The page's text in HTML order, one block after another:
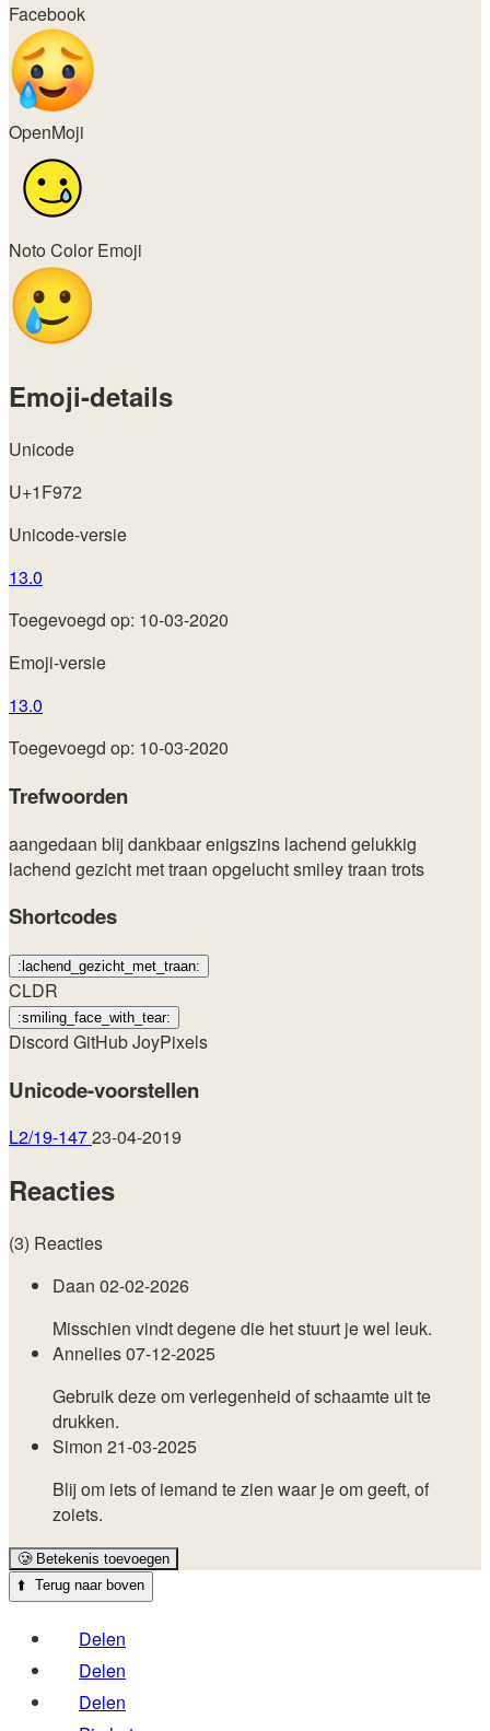
Facebook
OpenMoji
Noto Color Emoji
Emoji-details
Unicode
U+1F972
Unicode-versie
13.0
Toegevoegd op: 10-03-2020
Emoji-versie
13.0
Toegevoegd op: 10-03-2020
Trefwoorden
aangedaan blijdankbaarenigszins lachend gelukkig
lachend gezicht met traan opgeluchtsmileytraan trots
Shortcodes
:lachend_gezicht_met_traan:
CLDR
:smiling_face_with_tear:
Discord GitHubJoyPixels
Unicode-voorstellen
L2/19-14723-04-2019
Reacties
(3) Reacties
Daan 02-02-2026
Misschien vindt degene die het stuurt je wel leuk.
Annelies07-12-2025
Gebruik deze om verlegenheid of schaamte uit te
drukken.
Simon 21-03-2025
Blij om iets of iemand te zien waar je om geeft, of
zoiets.
🥲Betekenis toevoegen
⬆️ Terug naar boven
Delen
Delen
Delen